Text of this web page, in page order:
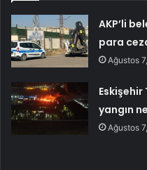
AKP’li
para
Ağustos
Eskişehir
yangın
Ağustos